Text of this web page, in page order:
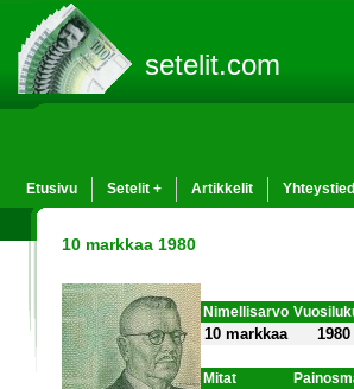
setelit.com
Etusivu Setelit + Artikkelit
10 markkaa 1980
Nimellisarvo
10 markkaa 1980 I
Mitat